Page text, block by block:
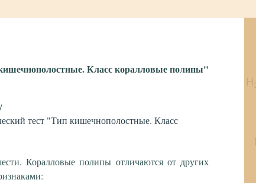
Класс коралловые полипы"
тест "Тип кишечнополостные. Класс
Коралловые полипы отличаются от других